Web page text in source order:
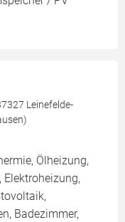
Leinefelde-
Ölheizung,
Elektroheizung,
Badezimmer,